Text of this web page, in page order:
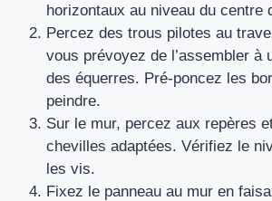
horizontaux au niveau du centre
Percez des trous pilotes au
vous prévoyez de l’assembler à
des équerres. Pré‑poncez les
peindre.
Sur le mur, percez aux repères
chevilles adaptées. Vérifiez le
les vis.
Fixez le panneau au mur en